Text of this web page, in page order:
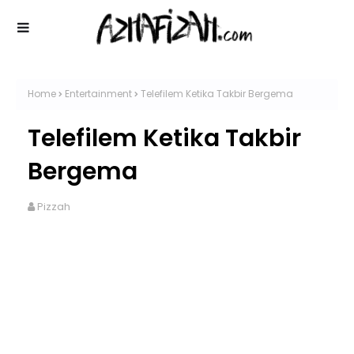
Home Entertainment Telefilem Ketika Takbir Bergema
Telefilem Ketika Takbir
Bergema
Pizzah